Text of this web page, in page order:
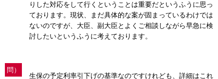
りした対応をして行くということは重要だというふうに思っ
ております。現状、まだ具体的な案が固まっているわけでは
ないのですが、大臣、副大臣とよくご相談しながら早急に検
討したいというふうに考えております。
問）
生保の予定利率引下げの基準なのですけれども、詳細はこれ